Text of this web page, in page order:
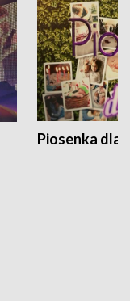
Piosenka dla